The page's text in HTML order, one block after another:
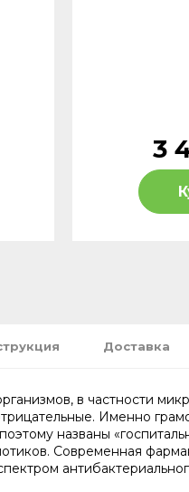
3
Доставка
в частности
Именно
названы
Современная